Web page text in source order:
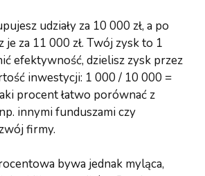
udziały za 10 000 zł, a po
je za 11 000 zł. Twój zysk to 1
efektywność, dzielisz zysk przez
inwestycji: 1 000 / 10 000 =
procent łatwo porównać z
innymi funduszami czy
firmy.
bywa jednak myląca,